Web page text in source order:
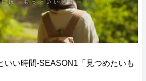
いい時間‐SEASON1「見つめたいも